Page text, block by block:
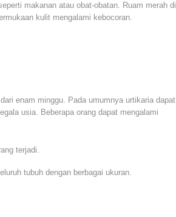
makanan atau obat-obatan. Ruam merah di
kulit mengalami kebocoran.
enam minggu. Pada umumnya urtikaria dapat
usia. Beberapa orang dapat mengalami
terjadi.
tubuh dengan berbagai ukuran.